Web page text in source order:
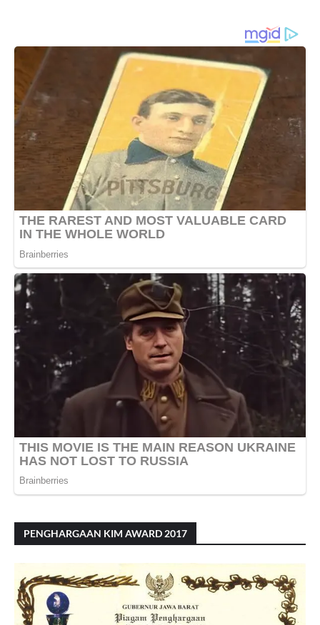
PENGHARGAAN KIM AWARD 2017